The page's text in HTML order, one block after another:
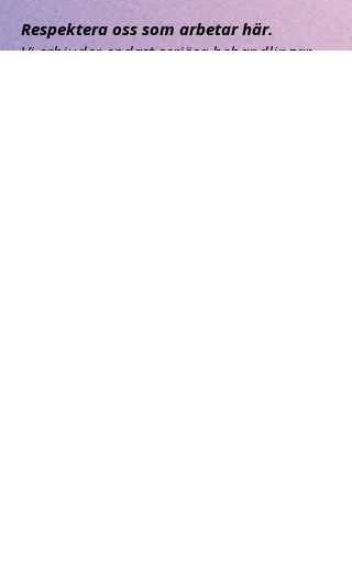
Respektera oss som arbetar här.
Vi erbjuder endast seriösa behandlingar